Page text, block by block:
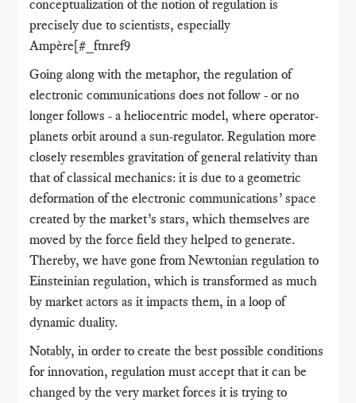
conceptualization of the notion of regulation is
precisely due to scientists, especially
Ampère[#_ftnref9
Going along with the metaphor, the regulation of
electronic communications does not follow - or no
longer follows - a heliocentric model, where operator-
planets orbit around a sun-regulator. Regulation more
closely resembles gravitation of general relativity than
that of classical mechanics: it is due to a geometric
deformation of the electronic communications’ space
created by the market’s stars, which themselves are
moved by the force field they helped to generate.
Thereby, we have gone from Newtonian regulation to
Einsteinian regulation, which is transformed as much
by market actors as it impacts them, in a loop of
dynamic duality.
Notably, in order to create the best possible conditions
for innovation, regulation must accept that it can be
changed by the very market forces it is trying to